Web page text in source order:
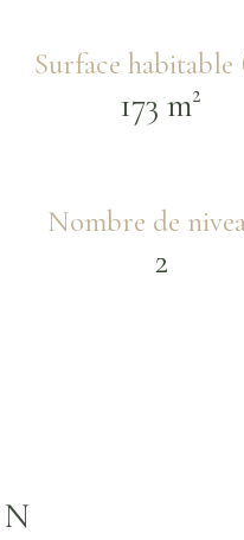
Surface habitable
173 m²
Nombre de
2